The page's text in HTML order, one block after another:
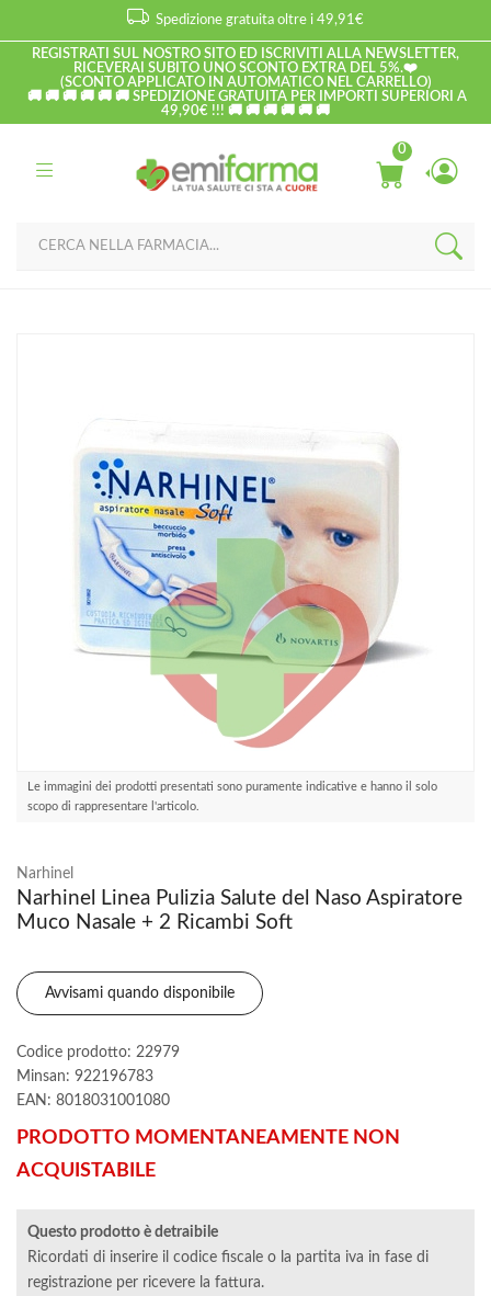
Spedizione gratuita oltre i 49,91€
REGISTRATI SUL NOSTRO SITO ED ISCRIVITI ALLA NEWSLETTER,
RICEVERAI SUBITO UNO SCONTO EXTRA DEL 5%.❤️
(SCONTO APPLICATO IN AUTOMATICO NEL CARRELLO)
🚚 🚚 🚚 🚚 🚚 🚚 SPEDIZIONE GRATUITA PER IMPORTI SUPERIORI A
49,90€ !!! 🚚 🚚 🚚 🚚 🚚 🚚
0
Le immagini dei prodotti presentati sono puramente indicative e hanno il solo
scopo di rappresentare l'articolo.
Narhinel
Narhinel Linea Pulizia Salute del Naso Aspiratore
Muco Nasale + 2 Ricambi Soft
Avvisami quando disponibile
Codice prodotto: 22979
Minsan: 922196783
EAN: 8018031001080
PRODOTTO MOMENTANEAMENTE NON
ACQUISTABILE
Questo prodotto è detraibile
Ricordati di inserire il codice fiscale o la partita iva in fase di
registrazione per ricevere la fattura.